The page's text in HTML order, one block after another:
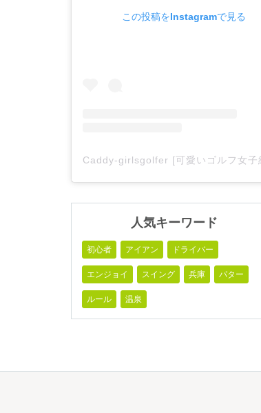
この投稿をInstagramで見る
人気キーワード
初心者 アイアン ドライバー
エンジョイ スイング 兵庫 パター
ルール 温泉